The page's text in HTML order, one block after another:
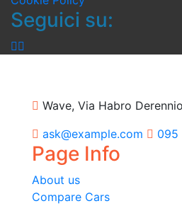
Seguici su:
Wave, Via Habro
ask@example.com
095
Page Info
About us
Compare Cars